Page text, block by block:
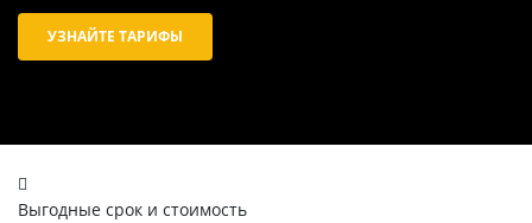
УЗНАЙТЕ ТАРИФЫ
Выгодные срок и стоимость